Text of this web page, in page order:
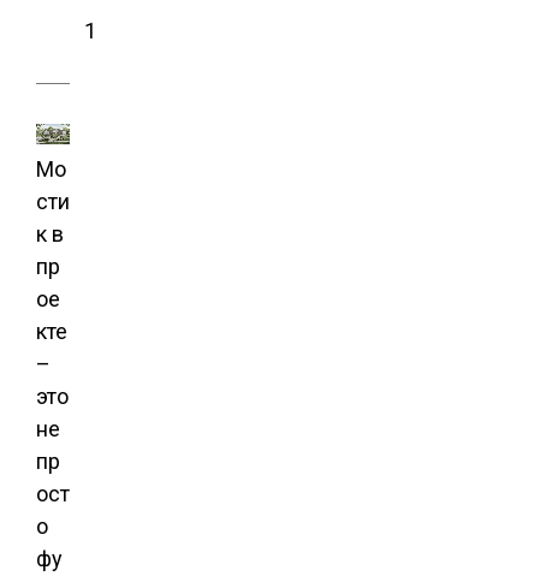
1
Мо
сти
к в
пр
ое
кте
–
это
не
пр
ост
о
фу